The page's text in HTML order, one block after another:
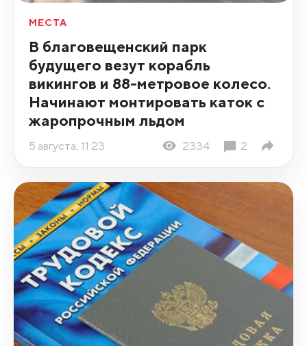
МЕСТА
В благовещенский парк
будущего везут корабль
викингов и 88-метровое колесо.
Начинают монтировать каток с
жаропрочным льдом
5 августа, 11:23 2334 2